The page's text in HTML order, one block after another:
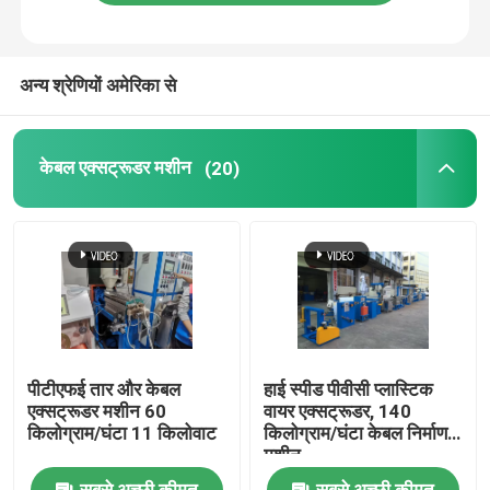
कारखाने का दौरा
हमसे संपर्क करें
एक उद्धरण का अनुरोध करें
केबल एक्सट्रूडर मशीन
वायर एक्सट्रूडर मशीन
अन्य श्रेणियों अमेरिका से
केबल एक्सट्रूडर मशीन (20)
पीटीएफई तार और केबल
एक्सट्रूडर मशीन 60
किलोग्राम/घंटा 11 किलोवाट
हाई स्पीड पीवीसी प्लास्टिक
वायर एक्सट्रूडर, 140
किलोग्राम/घंटा केबल निर्माण
मशीन